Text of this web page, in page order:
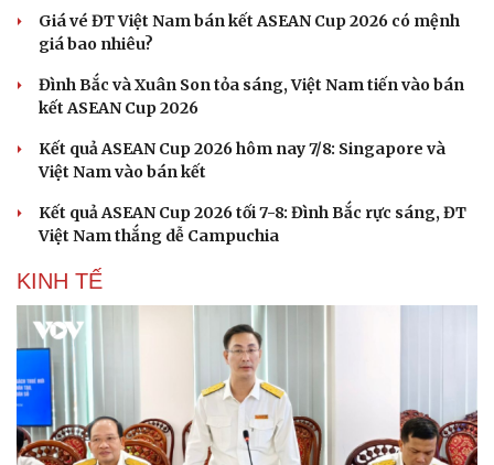
Giá vé ĐT Việt Nam bán kết ASEAN Cup 2026 có mệnh
giá bao nhiêu?
Đình Bắc và Xuân Son tỏa sáng, Việt Nam tiến vào bán
kết ASEAN Cup 2026
Kết quả ASEAN Cup 2026 hôm nay 7/8: Singapore và
Việt Nam vào bán kết
Kết quả ASEAN Cup 2026 tối 7-8: Đình Bắc rực sáng, ĐT
Việt Nam thắng dễ Campuchia
KINH TẾ